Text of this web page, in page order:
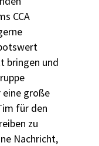
CCA
bringen und
große
für den
zu
Nachricht,